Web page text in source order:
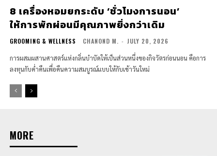
8 เครื่องหอมยกระดับ ‘ชั่วโมงการนอน’
ให้การพักผ่อนมีคุณภาพยิ่งกว่าเดิม
GROOMING & WELLNESS CHANOND M. - JULY 20, 2026
การผสมผสานศาสตร์แห่งกลิ่นบำบัดให้เป็นส่วนหนึ่งของกิจวัตรก่อนนอน คือการ
ลงทุนกับค่ำคืนเพื่อคืนความสมบูรณ์แบบให้กับเช้าวันใหม่
MORE